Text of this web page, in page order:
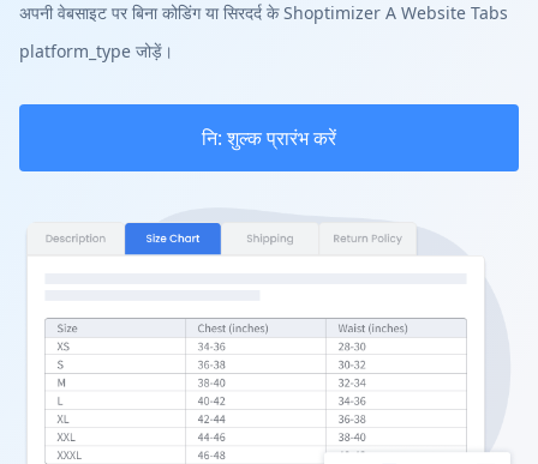
अपनी वेबसाइट पर बिना कोडिंग या सिरदर्द के Shoptimizer A Website Tabs
platform_type जोड़ें।
नि: शुल्क प्रारंभ करें